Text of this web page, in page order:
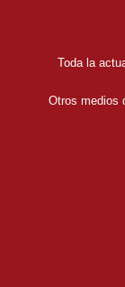
Toda la
Otros medios